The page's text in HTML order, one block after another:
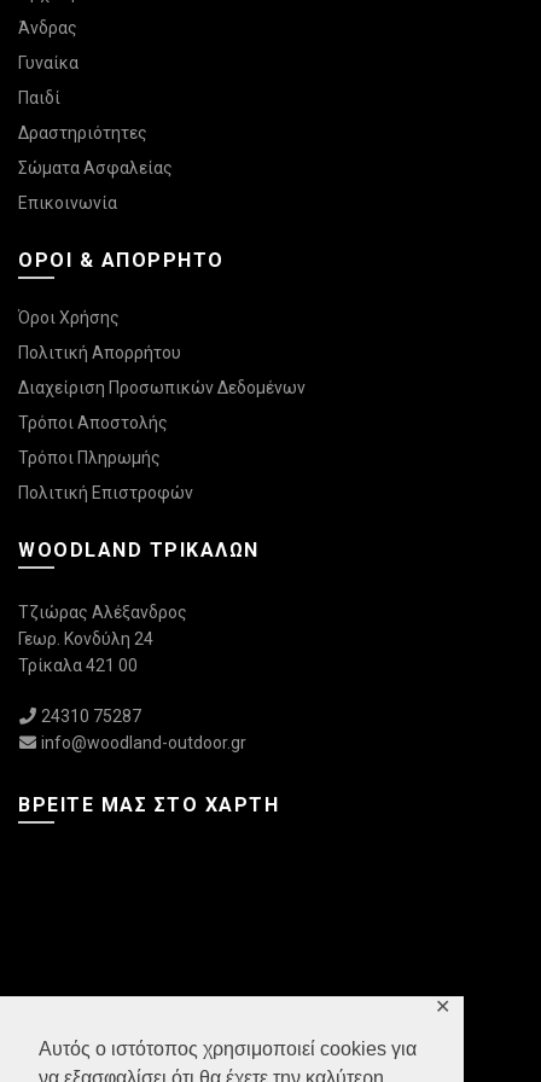
Αυτός ο ιστότοπος χρησιμοποιεί cookies για
✕
Άνδρας
Γυναίκα
Παιδί
Δραστηριότητες
Σώματα Ασφαλείας
Επικοινωνία
ΌΡΟΙ & ΑΠΌΡΡΗΤΟ
Όροι Χρήσης
Πολιτική Απορρήτου
Διαχείριση Προσωπικών Δεδομένων
Τρόποι Αποστολής
Τρόποι Πληρωμής
Πολιτική Επιστροφών
WOODLAND ΤΡΙΚΆΛΩΝ
Τζιώρας Αλέξανδρος
Γεωρ. Κονδύλη 24
Τρίκαλα 421 00
24310 75287
info@woodland-outdoor.gr
ΒΡΕΊΤΕ ΜΑΣ ΣΤΟ ΧΆΡΤΗ